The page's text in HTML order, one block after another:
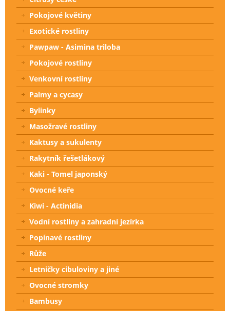
Pokojové květiny
Exotické rostliny
Pawpaw - Asimina triloba
Pokojové rostliny
Venkovní rostliny
Palmy a cycasy
Bylinky
Masožravé rostliny
Kaktusy a sukulenty
Rakytník řešetlákový
Kaki - Tomel japonský
Ovocné keře
Kiwi - Actinidia
Vodní rostliny a zahradní jezírka
Popínavé rostliny
Růže
Letničky cibuloviny a jiné
Ovocné stromky
Bambusy